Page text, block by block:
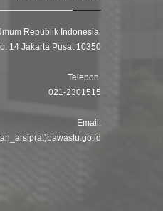
Republik Indonesia
14 Jakarta Pusat 10350
Telepon
021-2301515
Email: